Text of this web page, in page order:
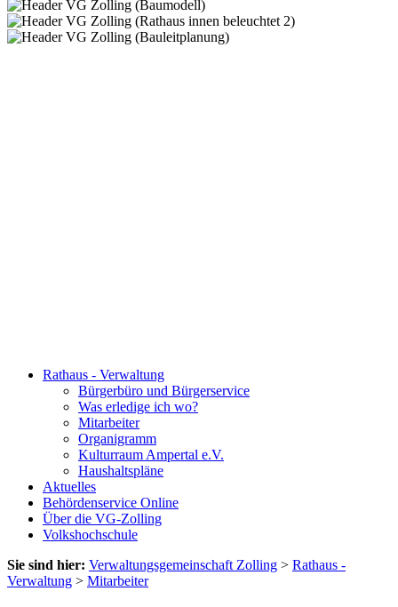
Rathaus - Verwaltung
Bürgerbüro und Bürgerservice
Was erledige ich wo?
Mitarbeiter
Organigramm
Kulturraum Ampertal e.V.
Haushaltspläne
Aktuelles
Behördenservice Online
Über die VG-Zolling
Volkshochschule
Sie sind hier: Verwaltungsgemeinschaft Zolling > Rathaus -
Verwaltung > Mitarbeiter